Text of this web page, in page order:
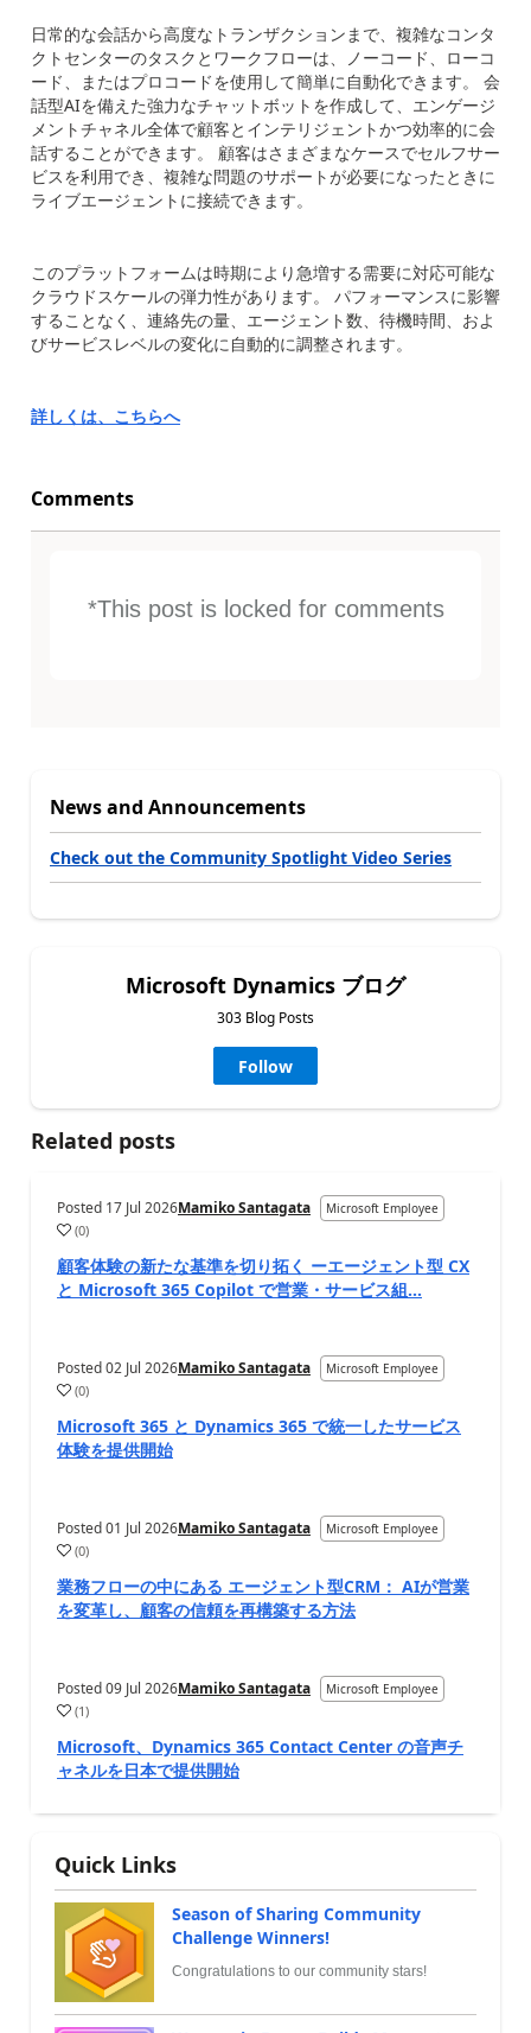
日常的な会話から高度なトランザクションまで、複雑なコンタ
クトセンターのタスクとワークフローは、ノーコード、ローコ
ード、またはプロコードを使用して簡単に自動化できます。 会
話型AIを備えた強力なチャットボットを作成して、エンゲージ
メントチャネル全体で顧客とインテリジェントかつ効率的に会
話することができます。 顧客はさまざまなケースでセルフサー
ビスを利用でき、複雑な問題のサポートが必要になったときに
ライブエージェントに接続できます。
このプラットフォームは時期により急増する需要に対応可能な
クラウドスケールの弾力性があります。 パフォーマンスに影響
することなく、連絡先の量、エージェント数、待機時間、およ
びサービスレベルの変化に自動的に調整されます。
詳しくは、こちらへ
Comments
*This post is locked for comments
News and Announcements
Check out the Community Spotlight Video Series
Microsoft Dynamics ブログ
303 Blog Posts
Follow
Related posts
Posted 17 Jul 2026Mamiko Santagata Microsoft Employee
(0)
顧客体験の新たな基準を切り拓く ーエージェント型 CX
と Microsoft 365 Copilot で営業・サービス組...
Posted02 Jul 2026Mamiko Santagata Microsoft Employee
(0)
Microsoft 365 と Dynamics 365 で統一したサービス
体験を提供開始
Posted01 Jul 2026Mamiko Santagata Microsoft Employee
(0)
業務フローの中にある エージェント型CRM： AIが営業
を変革し、顧客の信頼を再構築する方法
Posted09 Jul 2026Mamiko Santagata Microsoft Employee
(1)
Microsoft、Dynamics 365 Contact Center の音声チ
ャネルを日本で提供開始
Quick Links
Season of Sharing Community
Challenge Winners!
Congratulations to our community stars!